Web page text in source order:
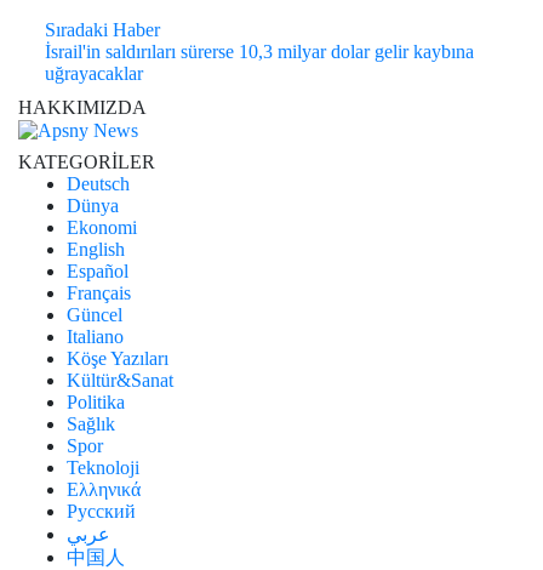
Sıradaki Haber
İsrail'in saldırıları sürerse 10,3 milyar dolar gelir kaybına
uğrayacaklar
HAKKIMIZDA
KATEGORİLER
Deutsch
Dünya
Ekonomi
English
Español
Français
Güncel
Italiano
Köşe Yazıları
Kültür&Sanat
Politika
Sağlık
Spor
Teknoloji
Ελληνικά
Русский
عربي
中国人